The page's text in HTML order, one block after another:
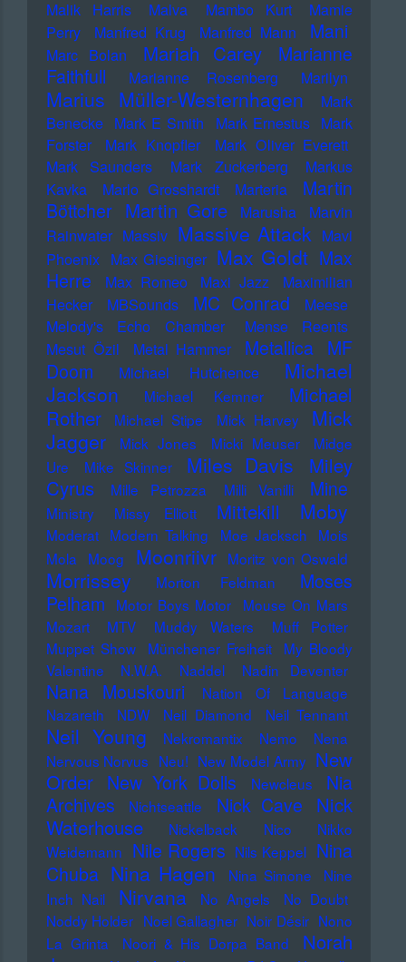
Malik Harris Malva Mambo Kurt
Mamie
Perry
Manfred Krug Manfred Mann Mani
Marc Bolan Mariah Carey
Marianne
Faithfull
Marianne Rosenberg Marilyn
Marius Müller-Westernhagen
Mark
Benecke Mark E Smith Mark Ernestus Mark
Forster
Mark Knopfler
Mark Oliver Everett
Mark Saunders
Mark Zuckerberg
Markus
Kavka
Marlo Grosshardt Marteria
Martin
Böttcher Martin Gore Marusha
Marvin
Rainwater Massiv Massive Attack Mavi
Phoenix Max Giesinger Max Goldt Max
Herre
Max Romeo Maxi Jazz
Maximilian
Hecker
MBSounds MC Conrad
Meese
Melody's Echo Chamber
Mense Reents
Mesut Özil
Metal Hammer Metallica MF
Doom
Michael Hutchence
Michael
Jackson
Michael Kemner
Michael
Rother
Michael Stipe Mick Harvey
Mick
Jagger
Mick Jones Micki Meuser
Midge
Ure
Mike Skinner Miles Davis
Miley
Cyrus
Mille Petrozza Milli Vanilli Mine
Ministry Missy Elliott Mittekill Moby
Moderat Modern Talking Moe Jacksch
Mois
Mola
Moog Moonriivr Moritz von Oswald
Morrissey Morton Feldman
Moses
Pelham
Motor Boys Motor
Mouse On Mars
Mozart
MTV Muddy Waters
Muff Potter
Muppet Show
Münchener Freiheit
My Bloody
Valentine
N.W.A. Naddel Nadin Deventer
Nana Mouskouri
Nation Of Language
Nazareth
NDW Neil Diamond Neil Tennant
Neil Young Nekromantix Nemo
Nena
Nervous Norvus Neu! New Model Army New
Order New York Dolls Newcleus
Nia
Archives
Nichtseattle Nick Cave
Nick
Waterhouse
Nickelback Nico
Nikko
Weidemann Nile Rogers Nils Keppel Nina
Chuba Nina Hagen Nina Simone
Nine
Inch Nail
Nirvana No Angels
No Doubt
Noddy Holder Noel Gallagher Noir Désir Nono
La Grinta
Noori & His Dorpa Band
Norah